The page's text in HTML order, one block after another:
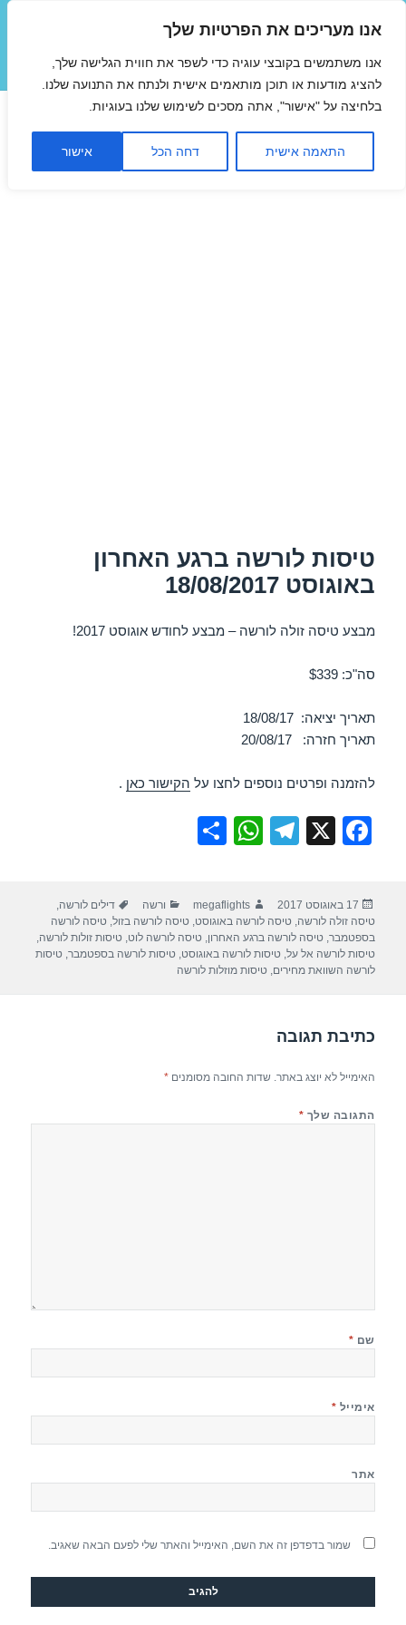
אנו מעריכים את הפרטיות שלך
אנו משתמשים בקובצי עוגיה כדי לשפר את חווית הגלישה שלך,
להציג מודעות או תוכן מותאמים אישית ולנתח את התנועה שלנו.
בלחיצה על "אישור", אתה מסכים לשימוש שלנו בעוגיות.
התאמה אישית דחה הכל אישור
תפריטים
ווידג'טים
טיסות לורשה ברגע האחרון
באוגוסט 18/08/2017
מבצע טיסה זולה לורשה – מבצע לחודש אוגוסט 2017!
סה"כ: $339
תאריך יציאה: 18/08/17
תאריך חזרה: 20/08/17
להזמנה ופרטים נוספים לחצו על הקישור כאן .
F
e
b
o
k
X
T
gr
a
m
W
s
A
p
e
פורסם
בתאריך
17 באוגוסט 2017 מחבר
megaflights קטגוריות
ורשה תגיות
דילים לורשה,
טיסה זולה לורשה,טיסה לורשה באוגוסט,טיסה לורשה בזול,טיסה לורשה
בספטמבר,טיסה לורשה ברגע האחרון,טיסה לורשה לוט,טיסות זולות לורשה,
טיסות לורשה אל על,טיסות לורשה באוגוסט,טיסות לורשה בספטמבר,טיסות
לורשה השוואת מחירים,טיסות מוזלות לורשה
כתיבת תגובה
האימייל לא יוצג באתר. שדות החובה מסומנים*
התגובה שלך *
שם *
אימייל *
אתר
שמור בדפדפן זה את השם, האימייל והאתר שלי לפעם הבאה שאגיב.